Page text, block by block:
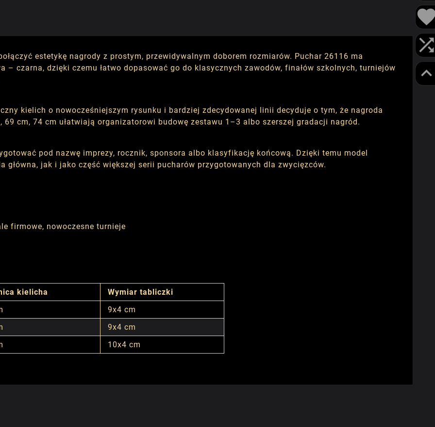
estetykę nagrody z prostym, przewidywalnym doborem rozmiarów. Puchar 26116 ma
– czarna, dzięki czemu łatwo dopasować go do klasycznych zawodów, finałów szkolnych, turniejów
kielich o nowocześniejszym rysunku i bardziej zdecydowanej linii decyduje o tym, że nagroda
cm, 74 cm ułatwiają organizatorowi budowę zestawu 1–3 albo szerszej gradacji nagród.
pod nazwę imprezy, rocznik, sponsora albo klasyfikację końcową. Dzięki temu model
główna, jak i jako część większej serii pucharów przygotowanych dla zwycięzców.
firmowe, nowoczesne turnieje
kielicha
Wymiar tabliczki
9x4 cm
9x4 cm
10x4 cm